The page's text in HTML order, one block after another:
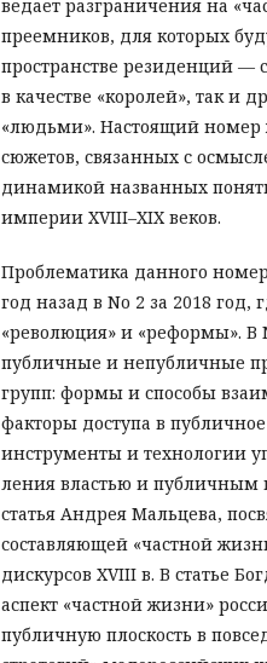
ведает разграничения на
преемников, для которых
пространстве резиденций —
в качестве «королей», так и
«людьми». Настоящий номер
сюжетов, связанных с
динамикой названных
империи XVIII–XIX веков.
Проблематика данного
год назад в No 2 за 2018
«революция» и «реформы». В
публичные и непубличные
групп: формы и способы
факторы доступа в
инструменты и технологии
ления властью и публичным
статья Андрея Мальцева,
составляющей «частной
дискурсов XVIII в. В статье
аспект «частной жизни»
публичную плоскость в